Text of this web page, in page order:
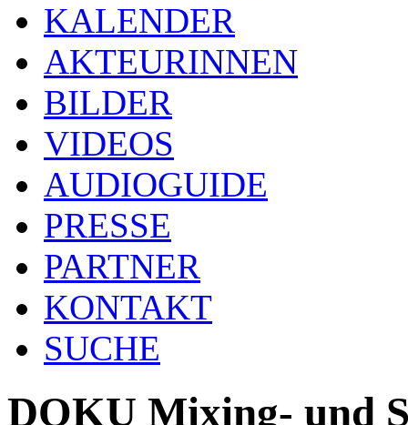
KALENDER
AKTEURINNEN
BILDER
VIDEOS
AUDIOGUIDE
PRESSE
PARTNER
KONTAKT
SUCHE
DOKU Mixing- und